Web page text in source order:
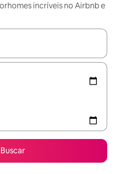
incríveis no Airbnb e
disponíveis, explore-os
Buscar